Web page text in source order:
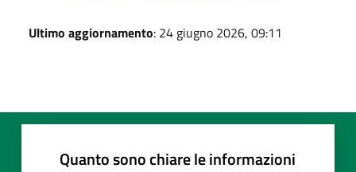
Ultimo aggiornamento: 24 giugno 2026, 09:11
Quanto sono chiare le informazioni